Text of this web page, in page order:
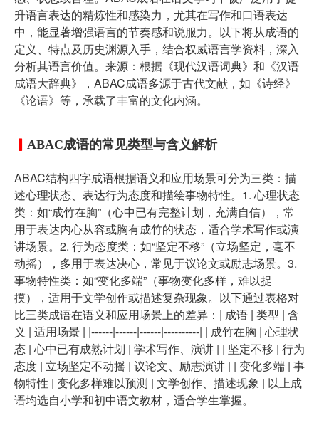
升语言表达的精炼性和感染力，尤其在写作和口语表达
中，能显著增强语言的节奏感和说服力。以下将从成语的
定义、特点及历史渊源入手，结合权威语言学资料，深入
分析其语言价值。来源：根据《现代汉语词典》和《汉语
成语大辞典》，ABAC成语多源于古代文献，如《诗经》
《论语》等，承载了丰富的文化内涵。
ABAC成语的常见类型与含义解析
ABAC结构四字成语根据语义和应用场景可分为三类：描
述心理状态、表达行为态度和描绘事物特性。1. 心理状态
类：如“成竹在胸”（心中已有完整计划，充满自信），常
用于表达内心从容或胸有成竹的状态，适合学术写作或演
讲场景。2. 行为态度类：如“坚定不移”（立场坚定，毫不
动摇），多用于表达决心，常见于议论文或励志场景。3.
事物特性类：如“变化多端”（事物变化多样，难以捉
摸），适用于文学创作或描述复杂现象。以下通过表格对
比三类成语在语义和应用场景上的差异：| 成语 | 类型 | 含
义 | 适用场景 | |------|------|------|----------| | 成竹在胸 | 心理状
态 | 心中已有成熟计划 | 学术写作、演讲 | | 坚定不移 | 行为
态度 | 立场坚定不动摇 | 议论文、励志演讲 | | 变化多端 | 事
物特性 | 变化多样难以预测 | 文学创作、描述现象 | 以上成
语均选自小学和初中语文教材，适合学生掌握。